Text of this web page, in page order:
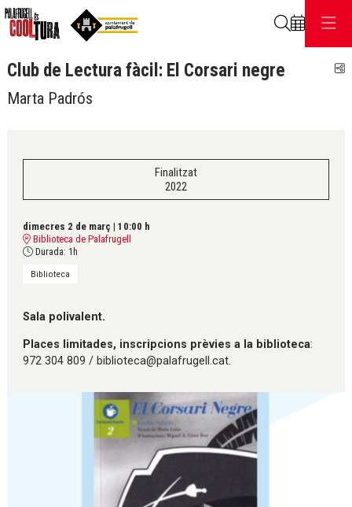
Club de Lectura fàcil: El Corsari negre
Marta Padrós
Finalitzat
2022
dimecres 2 de març | 10:00 h
Biblioteca de Palafrugell
Durada: 1h
Biblioteca
Sala polivalent.
Places limitades, inscripcions prèvies a la biblioteca:
972 304 809 / biblioteca@palafrugell.cat.